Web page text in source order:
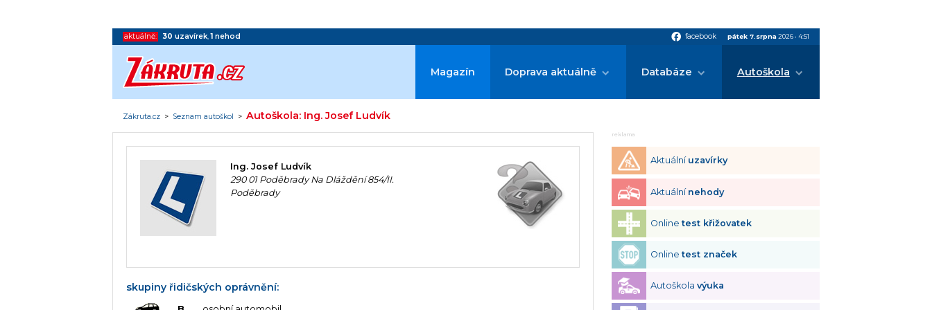
aktuálně: 30 uzavírek,1 nehod facebook facebook pátek 7.srpna 2026• 4:51
Magazín Doprava aktuálně Databáze Autoškola
Zákruta.cz > Seznam autoškol >Autoškola: Ing. Josef Ludvík
Ing. Josef Ludvík
290 01 Poděbrady Na Dláždění 854/II.
Poděbrady
skupiny řidičských oprávnění:
reklama
Aktuální uzavírky
Aktuální nehody
Onlinetest křižovatek
Onlinetest značek
Autoškolavýuka